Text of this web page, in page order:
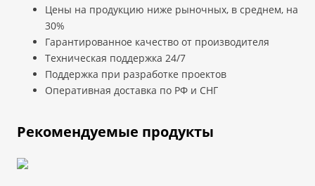
Цены на продукцию ниже рыночных, в среднем, на
30%
Гарантированное качество от производителя
Техническая поддержка 24/7
Поддержка при разработке проектов
Оперативная доставка по РФ и СНГ
Рекомендуемые продукты